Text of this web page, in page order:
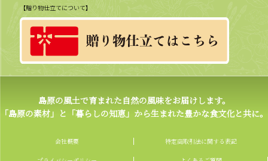
【贈り物仕立てについて】
島原の風土で育まれた自然の風味をお届けします。
「島原の素材」と「暮らしの知恵」から生まれた豊かな食文化と共に。
会社概要 特定商取引法に関する表記